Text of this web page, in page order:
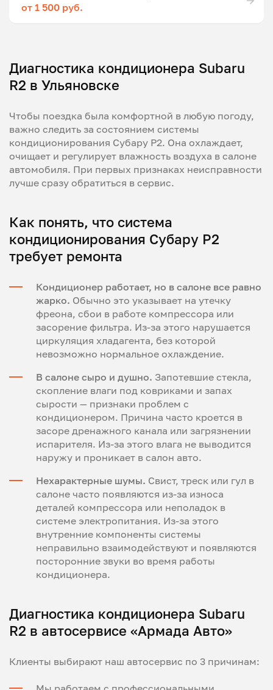
от 1 500 руб.
Диагностика кондиционера Subaru
R2 в Ульяновске
Чтобы поездка была комфортной в любую погоду,
важно следить за состоянием системы
кондиционирования Субару Р2. Она охлаждает,
очищает и регулирует влажность воздуха в салоне
автомобиля. При первых признаках неисправности
лучше сразу обратиться в сервис.
Как понять, что система
кондиционирования Субару Р2
требует ремонта
Кондиционер работает, но в салоне все равно
жарко. Обычно это указывает на утечку
фреона, сбои в работе компрессора или
засорение фильтра. Из-за этого нарушается
циркуляция хладагента, без которой
невозможно нормальное охлаждение.
В салоне сыро и душно. Запотевшие стекла,
скопление влаги под ковриками и запах
сырости — признаки проблем с
кондиционером. Причина часто кроется в
засоре дренажного канала или загрязнении
испарителя. Из-за этого влага не выводится
наружу и проникает в салон авто.
Нехарактерные шумы. Свист, треск или гул в
салоне часто появляются из-за износа
деталей компрессора или неполадок в
системе электропитания. Из-за этого
внутренние компоненты системы
неправильно взаимодействуют и появляются
посторонние звуки во время работы
кондиционера.
Диагностика кондиционера Subaru
R2 в автосервисе «Армада Авто»
Клиенты выбирают наш автосервис по 3 причинам: